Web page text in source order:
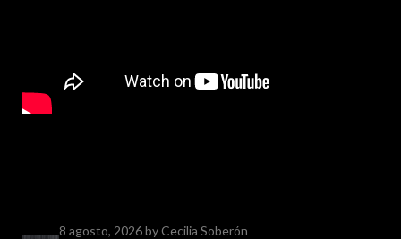
8 agosto, 2026by Cecilia Soberón